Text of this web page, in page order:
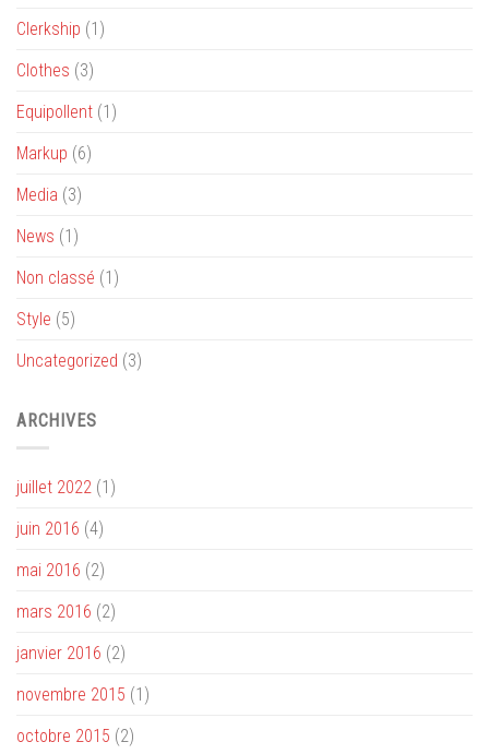
Clerkship (1)
Clothes (3)
Equipollent (1)
Markup (6)
Media (3)
News (1)
Non classé (1)
Style (5)
Uncategorized (3)
ARCHIVES
juillet 2022 (1)
juin 2016 (4)
mai 2016 (2)
mars 2016 (2)
janvier 2016 (2)
novembre 2015 (1)
octobre 2015 (2)